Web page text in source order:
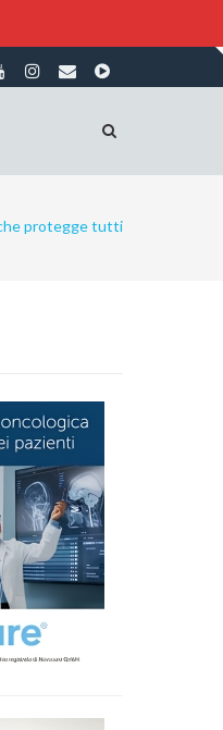
protegge tutti